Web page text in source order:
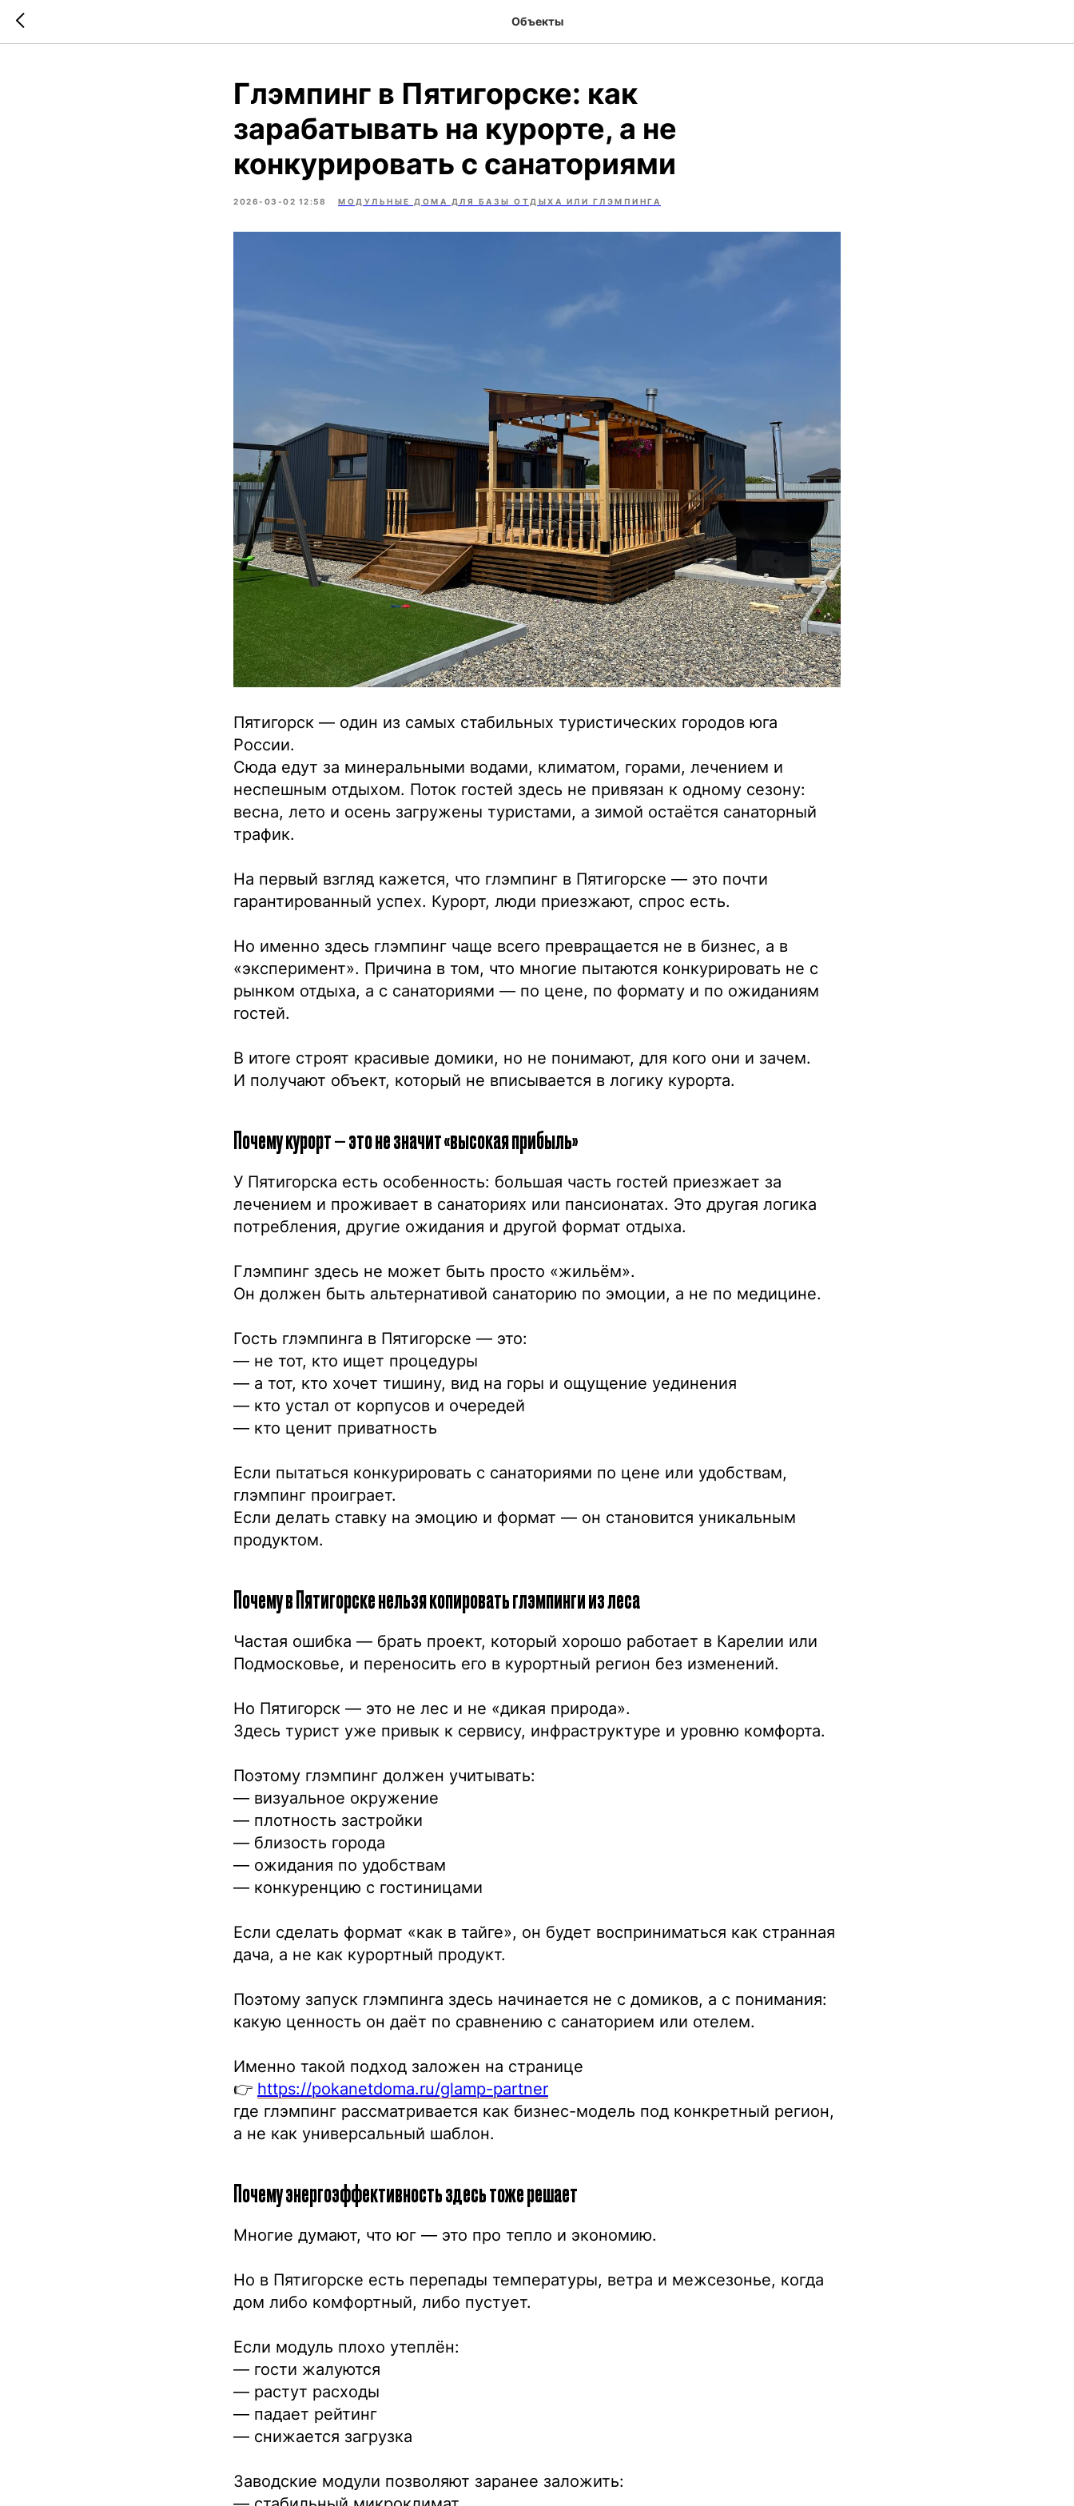
Объекты
Глэмпинг в Пятигорске: как
зарабатывать на курорте, а не
конкурировать с санаториями
2026-03-02 12:58 МОДУЛЬНЫЕ ДОМА ДЛЯ БАЗЫ ОТДЫХА ИЛИ ГЛЭМПИНГА
Пятигорск — один из самых стабильных туристических городов юга
России.
Сюда едут за минеральными водами, климатом, горами, лечением и
неспешным отдыхом. Поток гостей здесь не привязан к одному сезону:
весна, лето и осень загружены туристами, а зимой остаётся санаторный
трафик.
На первый взгляд кажется, что глэмпинг в Пятигорске — это почти
гарантированный успех. Курорт, люди приезжают, спрос есть.
Но именно здесь глэмпинг чаще всего превращается не в бизнес, а в
«эксперимент». Причина в том, что многие пытаются конкурировать не с
рынком отдыха, а с санаториями — по цене, по формату и по ожиданиям
гостей.
В итоге строят красивые домики, но не понимают, для кого они и зачем.
И получают объект, который не вписывается в логику курорта.
Почему курорт — это не значит «высокая прибыль»
У Пятигорска есть особенность: большая часть гостей приезжает за
лечением и проживает в санаториях или пансионатах. Это другая логика
потребления, другие ожидания и другой формат отдыха.
Глэмпинг здесь не может быть просто «жильём».
Он должен быть альтернативой санаторию по эмоции, а не по медицине.
Гость глэмпинга в Пятигорске — это:
— не тот, кто ищет процедуры
— а тот, кто хочет тишину, вид на горы и ощущение уединения
— кто устал от корпусов и очередей
— кто ценит приватность
Если пытаться конкурировать с санаториями по цене или удобствам,
глэмпинг проиграет.
Если делать ставку на эмоцию и формат — он становится уникальным
продуктом.
Почему в Пятигорске нельзя копировать глэмпинги из леса
Частая ошибка — брать проект, который хорошо работает в Карелии или
Подмосковье, и переносить его в курортный регион без изменений.
Но Пятигорск — это не лес и не «дикая природа».
Здесь турист уже привык к сервису, инфраструктуре и уровню комфорта.
Поэтому глэмпинг должен учитывать:
— визуальное окружение
— плотность застройки
— близость города
— ожидания по удобствам
— конкуренцию с гостиницами
Если сделать формат «как в тайге», он будет восприниматься как странная
дача, а не как курортный продукт.
Поэтому запуск глэмпинга здесь начинается не с домиков, а с понимания:
какую ценность он даёт по сравнению с санаторием или отелем.
Именно такой подход заложен на странице
👉 https://pokanetdoma.ru/glamp-partner
где глэмпинг рассматривается как бизнес-модель под конкретный регион,
а не как универсальный шаблон.
Почему энергоэффективность здесь тоже решает
Многие думают, что юг — это про тепло и экономию.
Но в Пятигорске есть перепады температуры, ветра и межсезонье, когда
дом либо комфортный, либо пустует.
Если модуль плохо утеплён:
— гости жалуются
— растут расходы
— падает рейтинг
— снижается загрузка
Заводские модули позволяют заранее заложить: